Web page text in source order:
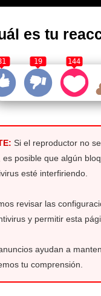
es tu
19 144
Si el reproductor no
posible que algún
esté interfiriendo.
revisar las
y permitir esta
ayudan a
tu comprensión.